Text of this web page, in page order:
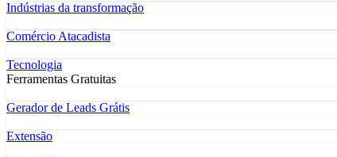
Indústrias da transformação
Comércio Atacadista
Tecnologia
Ferramentas Gratuitas
Gerador de Leads Grátis
Extensão